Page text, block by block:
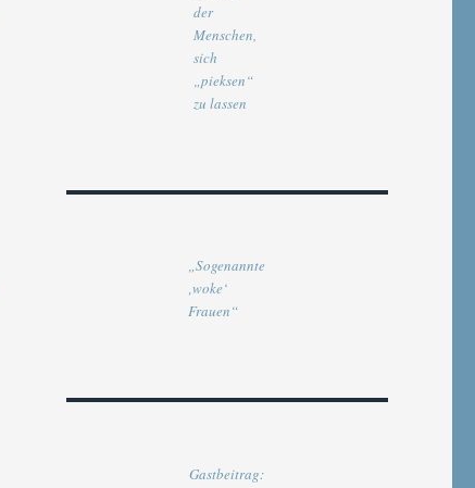
der
Menschen,
sich
„pieksen“
zu lassen
„Sogenannte
‚woke‘
Frauen“
Gastbeitrag: